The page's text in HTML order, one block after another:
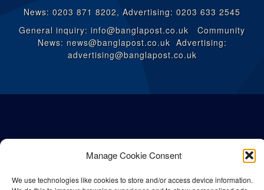
Manage Cookie Consent
We use technologies like cookies to store and/or access device information.
News: 0203 871 8202, Advertising: 0203 633 2545
General inquiry: info@banglapost.co.uk Community
News: news@banglapost.co.uk Advertising:
advertising@banglapost.co.uk